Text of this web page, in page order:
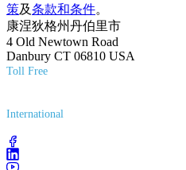
策及条款和条件。
康涅狄格州丹伯里市
4 Old Newtown Road
Danbury CT 06810 USA
Toll Free
International